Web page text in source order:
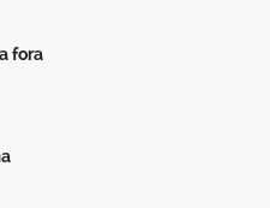
fora